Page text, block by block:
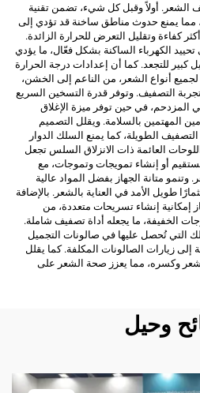
الشعر. أولاً وقبل كل شيء، تضمن تقنية
مما يمنع حدوث مناطق ساخنة قد تؤدي إلى
كفاءة وتقليل التعرض للحرارة الزائدة.
الكهرباء الساكنة بشكل فعّال، ما يؤدي
كبير للتجعد. كما أن إعدادات درجة الحرارة
لجميع أنواع الشعر، من الناعم إلى الخشن،
التصفيف. وتوفر قدرة التسخين السريع
المزدحم، في حين توفر ميزة الإغلاق
المهتمين بالسلامة. ويقلل التصميم
الطويلة، كما يمنع السلك الدوار
العائمة ذات الانزلاق السلس تجعل
أو إنشاء تمويجات وتموجات، مع
متانة الجهاز بفضل المواد عالية
طويل الأمد في العناية بالشعر. بالإضافة
إمكانية إنشاء تسريحات متعددة، من
الخفيفة، ما يجعله أداة تصفيف شاملة.
تلك التي تُحصل عليها في صالونات التجميل
إلى زيارات الصالونات المكلفة. كما يقلل
وكسره، مما يعزز صحة الشعر على
وحيل